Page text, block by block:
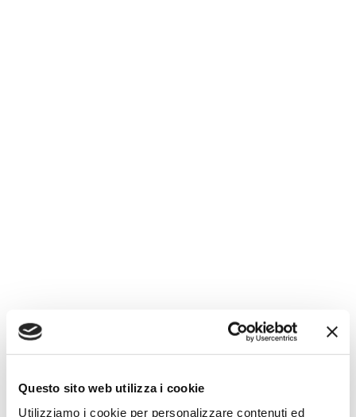
Questo sito web utilizza i cookie
Utilizziamo i cookie per personalizzare contenuti ed